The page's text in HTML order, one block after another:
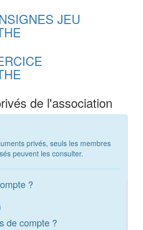
JEU
de l'association
privés, seuls les membres
peuvent les consulter.
?
de compte ?